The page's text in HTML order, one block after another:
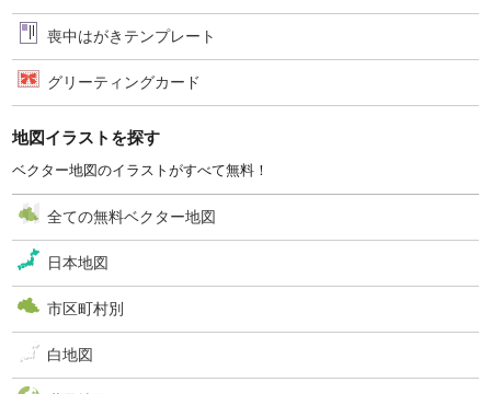
喪中はがきテンプレート
グリーティングカード
地図イラストを探す
ベクター地図のイラストがすべて無料！
全ての無料ベクター地図
日本地図
市区町村別
白地図